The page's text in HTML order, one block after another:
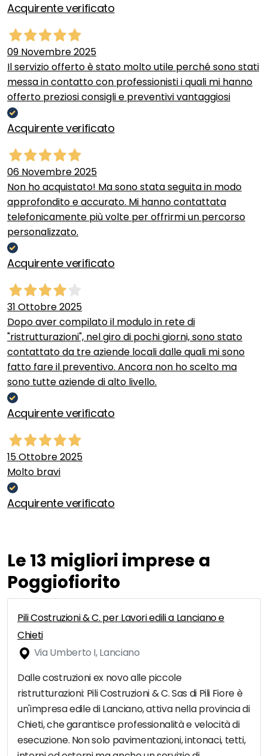
Acquirente verificato
09 Novembre 2025
Il servizio offerto è stato molto utile perché sono stati
messa in contatto con professionisti i quali mi hanno
offerto preziosi consigli e preventivi vantaggiosi
Acquirente verificato
06 Novembre 2025
Non ho acquistato! Ma sono stata seguita in modo
approfondito e accurato. Mi hanno contattata
telefonicamente più volte per offrirmi un percorso
personalizzato.
Acquirente verificato
31 Ottobre 2025
Dopo aver compilato il modulo in rete di
"ristrutturazioni", nel giro di pochi giorni, sono stato
contattato da tre aziende locali dalle quali mi sono
fatto fare il preventivo. Ancora non ho scelto ma
sono tutte aziende di alto livello.
Acquirente verificato
15 Ottobre 2025
Molto bravi
Acquirente verificato
Le 13 migliori imprese a
Poggiofiorito
Pili Costruzioni & C. per Lavori edili a Lanciano e
Chieti
Via Umberto I, Lanciano
Dalle costruzioni ex novo alle piccole
ristrutturazioni: Pili Costruzioni & C. Sas di Pili Fiore è
un'impresa edile di Lanciano, attiva nella provincia di
Chieti, che garantisce professionalità e velocità di
esecuzione. Non solo pavimentazioni, intonaci, tetti,